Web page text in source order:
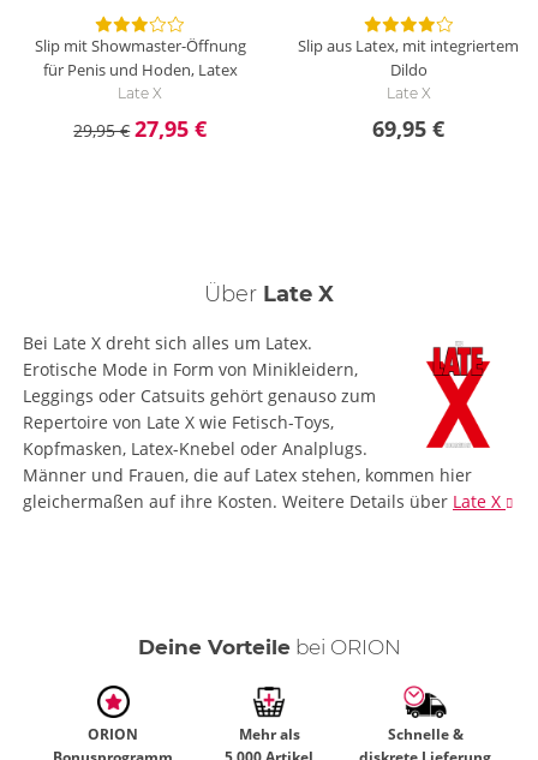
Slip mit Showmaster-Öffnung
für Penis und Hoden, Latex
Late X
29,95 € 27,95 €
Slip aus Latex, mit integriertem
Dildo
Late X
69,95 €
Über Late X
Bei Late X dreht sich alles um Latex.
Erotische Mode in Form von Minikleidern,
Leggings oder Catsuits gehört genauso zum
Repertoire von Late X wie Fetisch-Toys,
Kopfmasken, Latex-Knebel oder Analplugs.
Männer und Frauen, die auf Latex stehen, kommen hier
gleichermaßen auf ihre Kosten. Weitere Details über Late X
Deine Vorteilebei ORION
ORION
Mehr als
Schnelle &